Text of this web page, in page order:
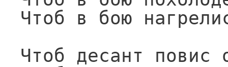
Чтоб в бою
Чтоб десант повис